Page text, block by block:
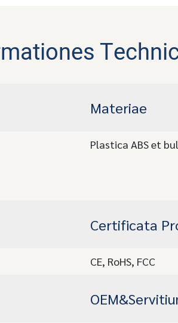
Materiae
Plastica ABS et
Certificata
CE, RoHS, FCC